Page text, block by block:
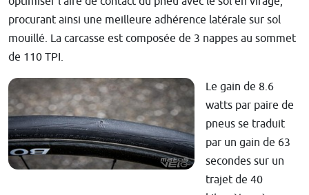
procurant ainsi une meilleure adhérence latérale sur sol
mouillé. La carcasse est composée de 3 nappes au sommet
de 110 TPI.
Le gain de 8.6
watts par paire de
pneus se traduit
par un gain de 63
secondes sur un
trajet de 40